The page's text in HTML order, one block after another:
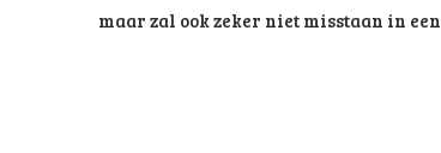
maar zal ook zeker niet misstaan in een